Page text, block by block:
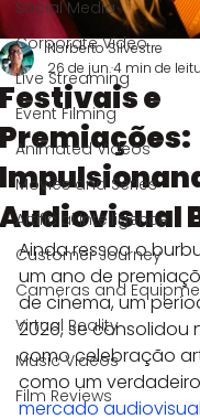
Social Media
Corporate Video
Live Streaming
Event Filming
Animated Videos
Movies and Series
Artificial Intelligence
Customer Journey
Cameras and
Virtual Reality
Music Videos
Film Reviews
Festivais e
Premiações:
Audiovisual
Norberto Silvestre
26 de jun.4 min de
Ainda ressoa o
um ano de
de cinema, um
2026, se consolidou
como celebração
como um
mercado